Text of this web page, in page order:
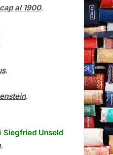
al 1900.
.
.
i Siegfried Unseld
.